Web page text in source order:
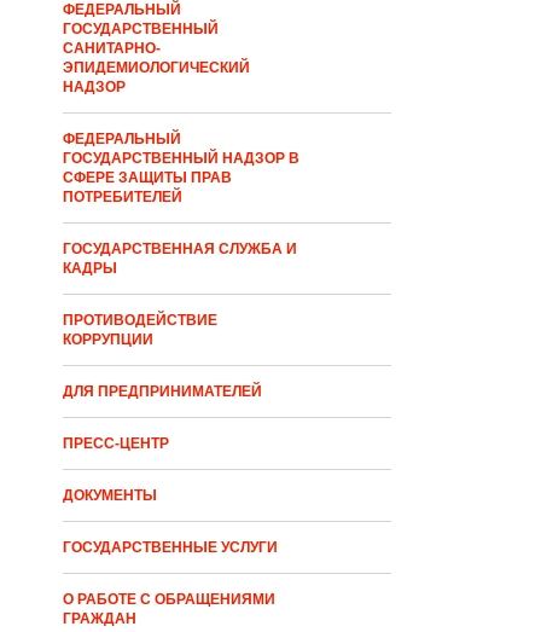
ФЕДЕРАЛЬНЫЙ
ГОСУДАРСТВЕННЫЙ
САНИТАРНО-
ЭПИДЕМИОЛОГИЧЕСКИЙ
НАДЗОР
ФЕДЕРАЛЬНЫЙ
ГОСУДАРСТВЕННЫЙ НАДЗОР В
СФЕРЕ ЗАЩИТЫ ПРАВ
ПОТРЕБИТЕЛЕЙ
ГОСУДАРСТВЕННАЯ СЛУЖБА И
КАДРЫ
ПРОТИВОДЕЙСТВИЕ
КОРРУПЦИИ
ДЛЯ ПРЕДПРИНИМАТЕЛЕЙ
ПРЕСС-ЦЕНТР
ДОКУМЕНТЫ
ГОСУДАРСТВЕННЫЕ УСЛУГИ
О РАБОТЕ С ОБРАЩЕНИЯМИ
ГРАЖДАН